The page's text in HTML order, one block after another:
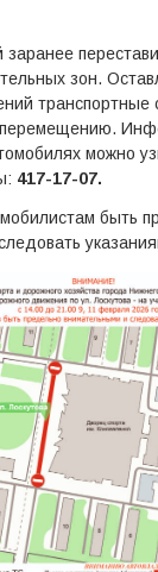
зон.
перемещению.
можно
417-17-07.
быть